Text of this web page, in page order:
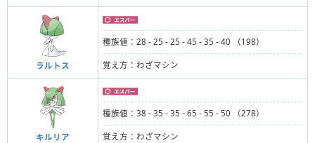
ラルトス
種族値：28 - 25 - 25 - 45 - 35 - 40 （198）
覚え方：わざマシン
キルリア
種族値：38 - 35 - 35 - 65 - 55 - 50 （278）
覚え方：わざマシン